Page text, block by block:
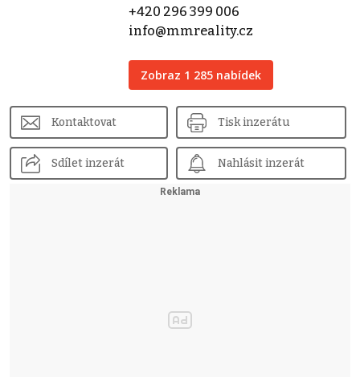
+420 296 399 006
info@mmreality.cz
Zobraz 1 285 nabídek
Kontaktovat Tisk inzerátu
Sdílet inzerát Nahlásit inzerát